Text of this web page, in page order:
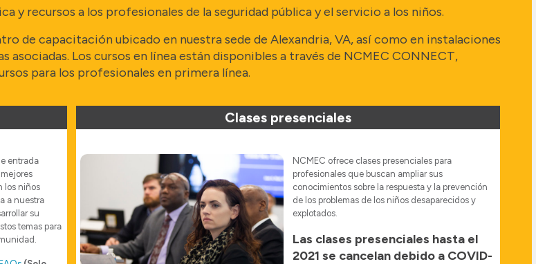
recursos a los profesionales de la seguridad pública y el servicio a los niños.
de capacitación ubicado en nuestra sede de Alexandria, VA, así como en instalaciones
Los cursos en línea están disponibles a través de NCMEC CONNECT,
para los profesionales en primera línea.
entrada
los niños
a nuestra
su
temas para
Clases presenciales
NCMEC ofrece clases presenciales para
profesionales que buscan ampliar sus
conocimientos sobre la respuesta y la prevención
de los problemas de los niños desaparecidos y
explotados.
Las clases presenciales hasta el
2021 se cancelan debido a COVID-